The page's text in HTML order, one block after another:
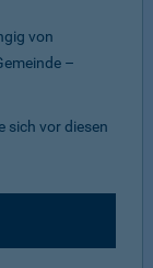
von
–
sich vor diesen